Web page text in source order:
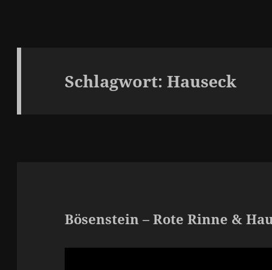
Schlagwort:Hauseck
Bösenstein – Rote Rinne &